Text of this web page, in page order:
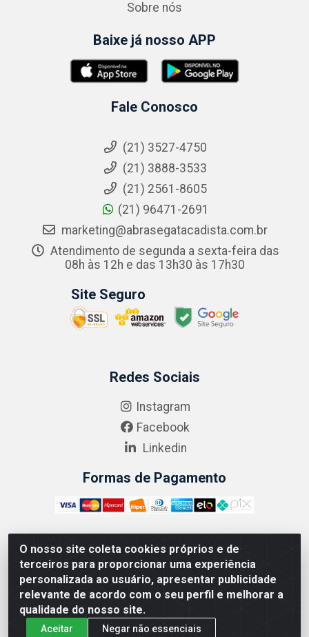
O nosso site coleta cookies próprios e de
terceiros para proporcionar uma experiência
personalizada ao usuário, apresentar publicidade
relevante de acordo com o seu perfil e melhorar a
qualidade do nosso site.
Aceitar Negar não essenciais
Sobre nós
Baixe já nosso APP
Fale Conosco
(21) 3527-4750
(21) 3888-3533
(21) 2561-8605
(21) 96471-2691
marketing@abrasegatacadista.com.br
Atendimento de segunda a sexta-feira das
08h às 12h e das 13h30 às 17h30
Site Seguro
Redes Sociais
Instagram
Facebook
Linkedin
Formas de Pagamento
ABRASEG COMÉRCIO ATACADISTA LTDA - CNPJ:
10.894.768/0001-00 - Avenida Lobo Júnior, 1045 -
Penha Circular - Rio de Janeiro - RJ - CEP 21020-124